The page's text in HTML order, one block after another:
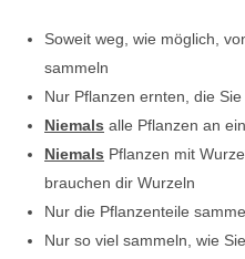
Soweit weg, wie möglich,
sammeln
Nur Pflanzen ernten, die
Niemals alle Pflanzen an
Niemals Pflanzen mit
brauchen dir Wurzeln
Nur die Pflanzenteile
Nur so viel sammeln, wie